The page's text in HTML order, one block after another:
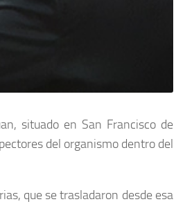
situado en San Francisco de
del organismo dentro del
que se trasladaron desde esa